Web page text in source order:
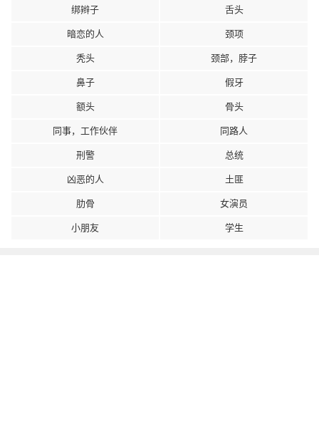
绑辫子 舌头
暗恋的人 颈项
秃头 颈部，脖子
鼻子 假牙
额头 骨头
同事，工作伙伴 同路人
刑警 总统
凶恶的人 土匪
肋骨 女演员
小朋友 学生